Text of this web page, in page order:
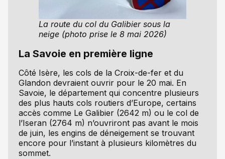
La route du col du Galibier sous la
neige (photo prise le 8 mai 2026)
La Savoie en première ligne
Côté Isère, les cols de la Croix-de-fer et du
Glandon devraient ouvrir pour le 20 mai. En
Savoie, le département qui concentre plusieurs
des plus hauts cols routiers d’Europe, certains
accès comme Le Galibier (2642 m) ou le col de
l’Iseran (2764 m) n’ouvriront pas avant le mois
de juin, les engins de déneigement se trouvant
encore pour l’instant à plusieurs kilomètres du
sommet.